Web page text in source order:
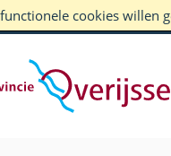
cookies willen